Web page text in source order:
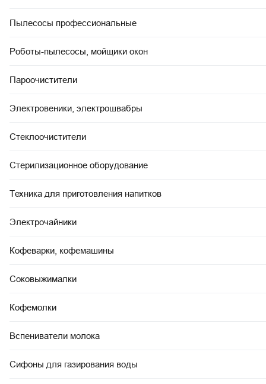
Пылесосы профессиональные
Роботы-пылесосы, мойщики окон
Пароочистители
Электровеники, электрошвабры
Стеклоочистители
Стерилизационное оборудование
Техника для приготовления напитков
Электрочайники
Кофеварки, кофемашины
Соковыжималки
Кофемолки
Вспениватели молока
Сифоны для газирования воды